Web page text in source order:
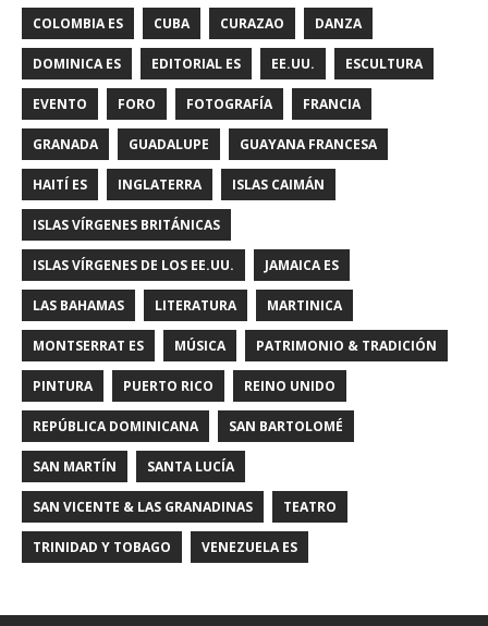
COLOMBIA ES CUBA CURAZAO DANZA
DOMINICA ES EDITORIAL ES EE.UU. ESCULTURA
EVENTO FORO FOTOGRAFÍA FRANCIA
GRANADA GUADALUPE GUAYANA FRANCESA
HAITÍ ES INGLATERRA ISLAS CAIMÁN
ISLAS VÍRGENES BRITÁNICAS
ISLAS VÍRGENES DE LOS EE.UU. JAMAICA ES
LAS BAHAMAS LITERATURA MARTINICA
MONTSERRAT ES MÚSICA PATRIMONIO & TRADICIÓN
PINTURA PUERTO RICO REINO UNIDO
REPÚBLICA DOMINICANA SAN BARTOLOMÉ
SAN MARTÍN SANTA LUCÍA
SAN VICENTE & LAS GRANADINAS TEATRO
TRINIDAD Y TOBAGO VENEZUELA ES